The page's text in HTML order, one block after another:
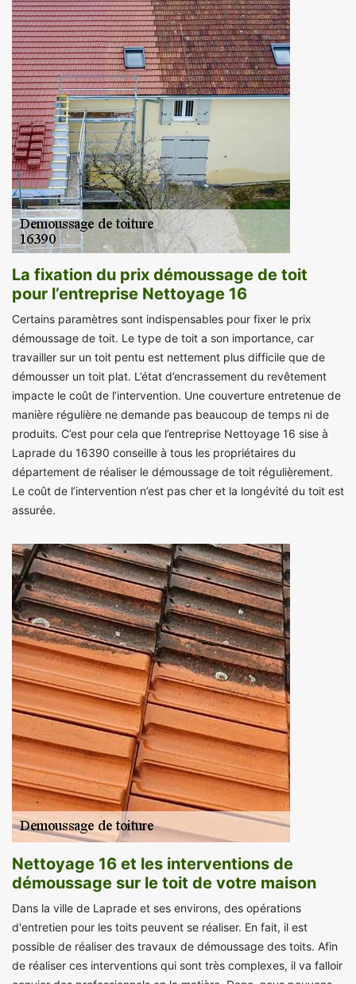
La fixation du prix démoussage de toit
pour l’entreprise Nettoyage 16
Certains paramètres sont indispensables pour fixer le prix
démoussage de toit. Le type de toit a son importance, car
travailler sur un toit pentu est nettement plus difficile que de
démousser un toit plat. L’état d’encrassement du revêtement
impacte le coût de l’intervention. Une couverture entretenue de
manière régulière ne demande pas beaucoup de temps ni de
produits. C’est pour cela que l’entreprise Nettoyage 16 sise à
Laprade du 16390 conseille à tous les propriétaires du
département de réaliser le démoussage de toit régulièrement.
Le coût de l’intervention n’est pas cher et la longévité du toit est
assurée.
Nettoyage 16 et les interventions de
démoussage sur le toit de votre maison
Dans la ville de Laprade et ses environs, des opérations
d'entretien pour les toits peuvent se réaliser. En fait, il est
possible de réaliser des travaux de démoussage des toits. Afin
de réaliser ces interventions qui sont très complexes, il va falloir